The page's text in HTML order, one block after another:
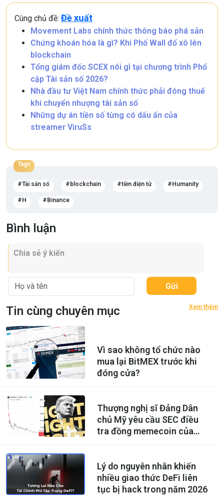
Cùng chủ đề: Đề xuất
Movement Labs chính thức thông báo phá sản
Chứng khoán hóa là gì? Khi Phố Wall đổ xô lên
blockchain
Tổng giám đốc SCEX nói gì tại chương trình Phổ
cập Tài sản số 2026?
Nhà đầu tư Việt Nam chính thức phải đóng thuế
khi chuyển nhượng tài sản số
Những dự án tiền số từng có dấu ấn của
streamer ViruSs
Tags
Tài sản số blockchain tiền điện tử Humanity
H Binance
Bình luận
Gửi
Tin cùng chuyên mục Xem thêm
Vì sao không tổ chức nào
mua lại BitMEX trước khi
đóng cửa?
Thượng nghị sĩ Đảng Dân
chủ Mỹ yêu cầu SEC điều
tra đồng memecoin của
Lý do nguyên nhân khiến
nhiều giao thức DeFi liên
tục bị hack trong năm 2026